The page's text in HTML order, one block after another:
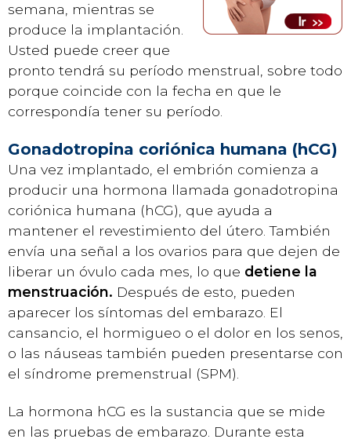
semana, mientras se
produce la implantación.
Usted puede creer que
pronto tendrá su período menstrual, sobre todo
porque coincide con la fecha en que le
correspondía tener su período.
Gonadotropina coriónica humana (hCG)
Una vez implantado, el embrión comienza a
producir una hormona llamada gonadotropina
coriónica humana (hCG), que ayuda a
mantener el revestimiento del útero. También
envía una señal a los ovarios para que dejen de
liberar un óvulo cada mes, lo que detiene la
menstruación. Después de esto, pueden
aparecer los síntomas del embarazo. El
cansancio, el hormigueo o el dolor en los senos,
o las náuseas también pueden presentarse con
el síndrome premenstrual (SPM).
La hormona hCG es la sustancia que se mide
en las pruebas de embarazo. Durante esta